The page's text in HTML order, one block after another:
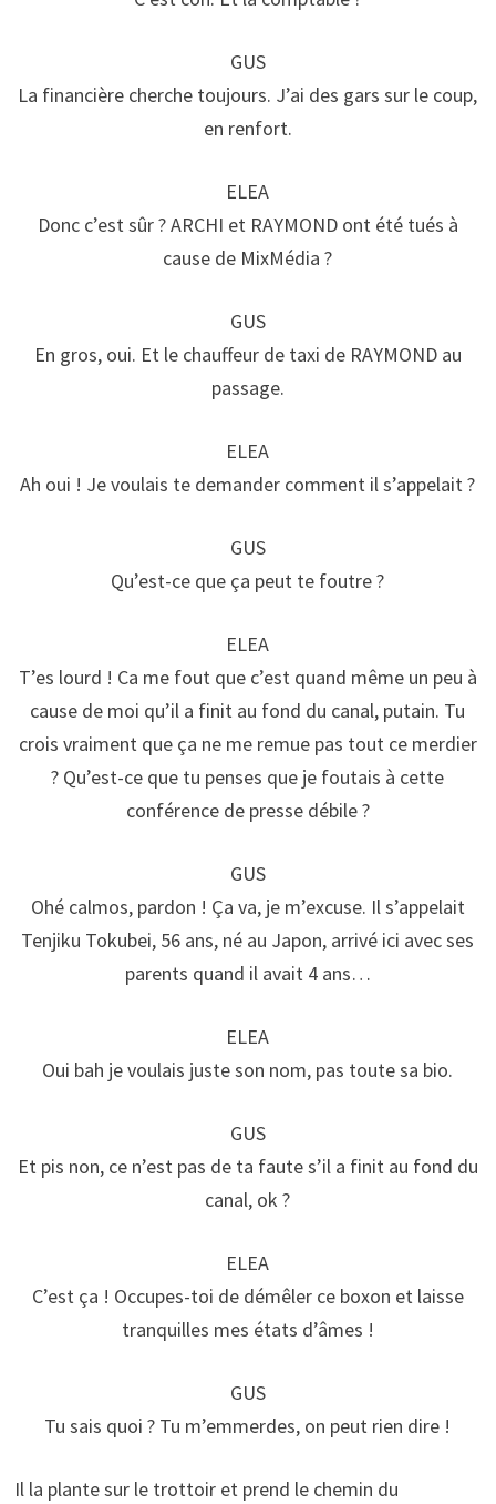
GUS
La financière cherche toujours. J’ai des gars sur le coup,
en renfort.
ELEA
Donc c’est sûr ? ARCHI et RAYMOND ont été tués à
cause de MixMédia ?
GUS
En gros, oui. Et le chauffeur de taxi de RAYMOND au
passage.
ELEA
Ah oui ! Je voulais te demander comment il s’appelait ?
GUS
Qu’est-ce que ça peut te foutre ?
ELEA
T’es lourd ! Ca me fout que c’est quand même un peu à
cause de moi qu’il a finit au fond du canal, putain. Tu
crois vraiment que ça ne me remue pas tout ce merdier
? Qu’est-ce que tu penses que je foutais à cette
conférence de presse débile ?
GUS
Ohé calmos, pardon ! Ça va, je m’excuse. Il s’appelait
Tenjiku Tokubei, 56 ans, né au Japon, arrivé ici avec ses
parents quand il avait 4 ans…
ELEA
Oui bah je voulais juste son nom, pas toute sa bio.
GUS
Et pis non, ce n’est pas de ta faute s’il a finit au fond du
canal, ok ?
ELEA
C’est ça ! Occupes-toi de démêler ce boxon et laisse
tranquilles mes états d’âmes !
GUS
Tu sais quoi ? Tu m’emmerdes, on peut rien dire !
Il la plante sur le trottoir et prend le chemin du